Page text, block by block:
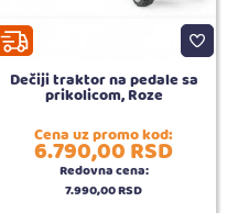
Dečiji traktor na pedale sa
prikolicom, Roze
Cena uz promo kod:
6.790,00RSD
Redovna cena:
7.990,00RSD